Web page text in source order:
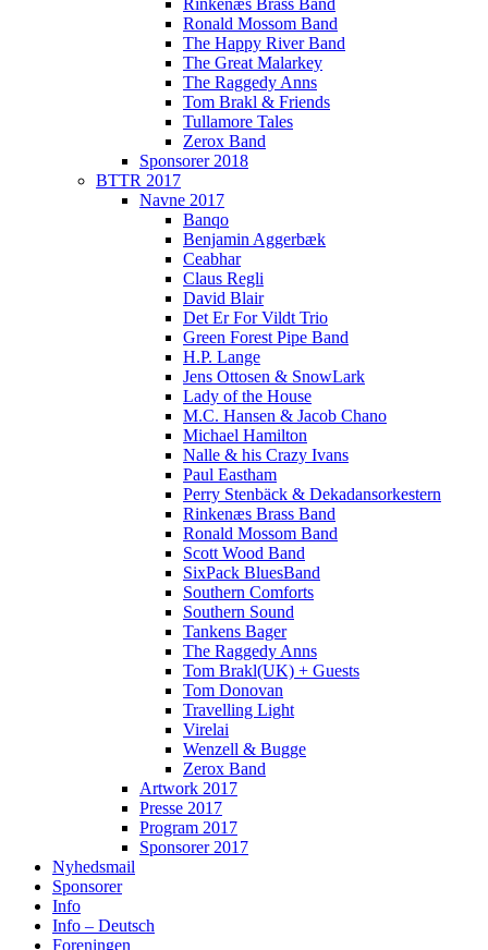
Ronald Mossom Band
The Happy River Band
The Great Malarkey
The Raggedy Anns
Tom Brakl & Friends
Tullamore Tales
Zerox Band
Sponsorer 2018
BTTR 2017
Navne 2017
Banqo
Benjamin Aggerbæk
Ceabhar
Claus Regli
David Blair
Det Er For Vildt Trio
Green Forest Pipe Band
H.P. Lange
Jens Ottosen & SnowLark
Lady of the House
M.C. Hansen & Jacob Chano
Michael Hamilton
Nalle & his Crazy Ivans
Paul Eastham
Perry Stenbäck & Dekadansorkestern
Rinkenæs Brass Band
Ronald Mossom Band
Scott Wood Band
SixPack BluesBand
Southern Comforts
Southern Sound
Tankens Bager
The Raggedy Anns
Tom Brakl(UK) + Guests
Tom Donovan
Travelling Light
Virelai
Wenzell & Bugge
Zerox Band
Artwork 2017
Presse 2017
Program 2017
Sponsorer 2017
Nyhedsmail
Sponsorer
Info
Info – Deutsch
Foreningen